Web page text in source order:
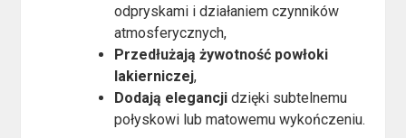
odpryskami i działaniem czynników
atmosferycznych,
Przedłużają żywotność powłoki
lakierniczej,
Dodają elegancji dzięki subtelnemu
połyskowi lub matowemu wykończeniu.